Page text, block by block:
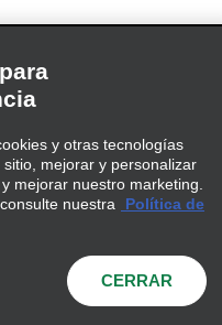
de privacidad
los derechos
y otras tecnologías
mejorar y personalizar
mejorar nuestro marketing.
nuestra
Política de
CERRAR